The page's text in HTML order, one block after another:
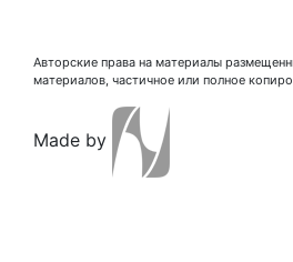
Авторские права на материалы
материалов, частичное или полное
Made by